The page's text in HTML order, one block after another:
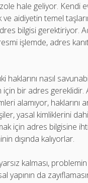
hale geliyor. Kendi
aidiyetin temel
bilgisi gerektiriyor.
işlemde, adres
haklarını nasıl
için bir adres
alamıyor, haklarını
yasal kimliklerini
için adres bilgisine
dışında kalıyorlar.
kalması,
yapının da